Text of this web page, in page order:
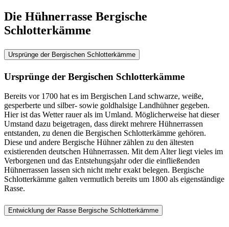
Die Hühnerrasse Bergische
Schlotterkämme
Ursprünge der Bergischen Schlotterkämme
Ursprünge der Bergischen Schlotterkämme
Bereits vor 1700 hat es im Bergischen Land schwarze, weiße,
gesperberte und silber- sowie goldhalsige Landhühner gegeben.
Hier ist das Wetter rauer als im Umland. Möglicherweise hat dieser
Umstand dazu beigetragen, dass direkt mehrere Hühnerrassen
entstanden, zu denen die Bergischen Schlotterkämme gehören.
Diese und andere Bergische Hühner zählen zu den ältesten
existierenden deutschen Hühnerrassen. Mit dem Alter liegt vieles im
Verborgenen und das Entstehungsjahr oder die einfließenden
Hühnerrassen lassen sich nicht mehr exakt belegen. Bergische
Schlotterkämme galten vermutlich bereits um 1800 als eigenständige
Rasse.
Entwicklung der Rasse Bergische Schlotterkämme